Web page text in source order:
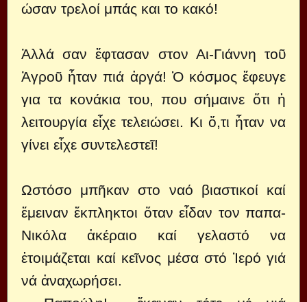
ώσαν τρελοί μπάς και το κακό!
Ἀλλά σαν ἔφτασαν στον Αι-Γιάννη τοῦ
Ἀγροῦ ἦταν πιά ἀργά! Ὁ κόσμος ἔφευγε
για τα κονάκια του, που σήμαινε ὅτι ἡ
λειτουργία εἶχε τελειώσει. Κι ὅ,τι ἦταν να
γίνει εἶχε συντελεστεῖ!
Ωστόσο μπῆκαν στο ναό βιαστικοί καί
ἔμειναν ἔκπληκτοι ὅταν εἶδαν τον παπα-
Νικόλα ἀκέραιο καί γελαστό να
ἑτοιμάζεται καί κεῖνος μέσα στό Ἱερό γιά
νά ἀναχωρήσει.